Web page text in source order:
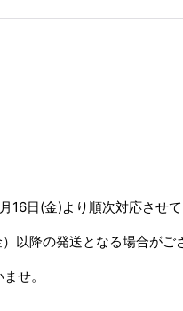
日(金)より順次対応させて
以降の発送となる場合がご
せ。